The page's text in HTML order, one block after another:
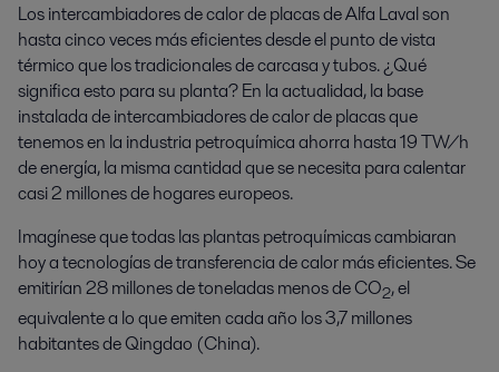
Los intercambiadores de calor de placas de Alfa Laval son
hasta cinco veces más eficientes desde el punto de vista
térmico que los tradicionales de carcasa y tubos. ¿Qué
significa esto para su planta? En la actualidad, la base
instalada de intercambiadores de calor de placas que
tenemos en la industria petroquímica ahorra hasta 19 TW/h
de energía, la misma cantidad que se necesita para calentar
casi 2 millones de hogares europeos.
Imagínese que todas las plantas petroquímicas cambiaran
hoy a tecnologías de transferencia de calor más eficientes. Se
emitirían 28 millones de toneladas menos de CO2, el
equivalente a lo que emiten cada año los 3,7 millones
habitantes de Qingdao (China).